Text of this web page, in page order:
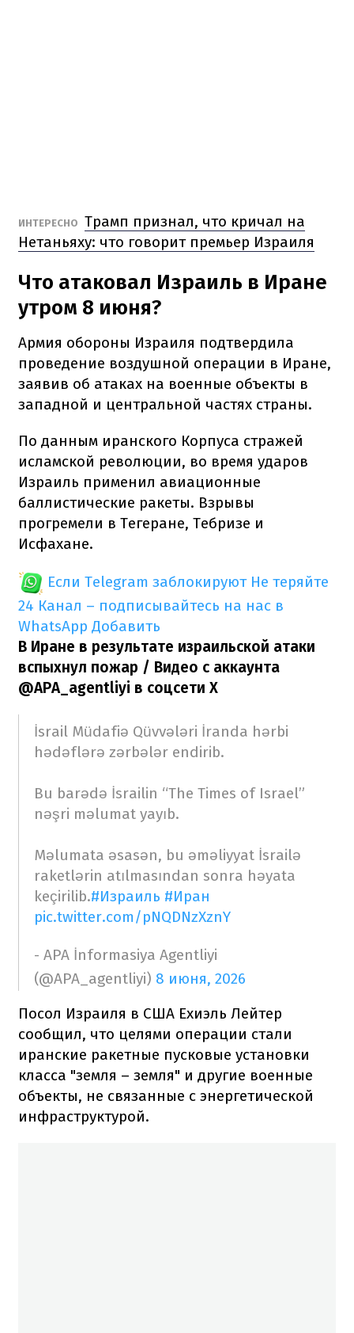
ИНТЕРЕСНО Трамп признал, что кричал на
Нетаньяху: что говорит премьер Израиля
Что атаковал Израиль в Иране
утром 8 июня?
Армия обороны Израиля подтвердила
проведение воздушной операции в Иране,
заявив об атаках на военные объекты в
западной и центральной частях страны.
По данным иранского Корпуса стражей
исламской революции, во время ударов
Израиль применил авиационные
баллистические ракеты. Взрывы
прогремели в Тегеране, Тебризе и
Исфахане.
Если Telegram заблокируют Не теряйте
24 Канал – подписывайтесь на нас в
WhatsApp Добавить
В Иране в результате израильской атаки
вспыхнул пожар / Видео с аккаунта
@APA_agentliyi в соцсети Х
İsrail Müdafiə Qüvvələri İranda hərbi
hədəflərə zərbələr endirib.
Bu barədə İsrailin “The Times of Israel”
nəşri məlumat yayıb.
Məlumata əsasən, bu əməliyyat İsrailə
raketlərin atılmasından sonra həyata
keçirilib.#Израиль #Иран
pic.twitter.com/pNQDNzXznY
- APA İnformasiya Agentliyi
(@APA_agentliyi) 8 июня, 2026
Посол Израиля в США Ехиэль Лейтер
сообщил, что целями операции стали
иранские ракетные пусковые установки
класса "земля – земля" и другие военные
объекты, не связанные с энергетической
инфраструктурой.